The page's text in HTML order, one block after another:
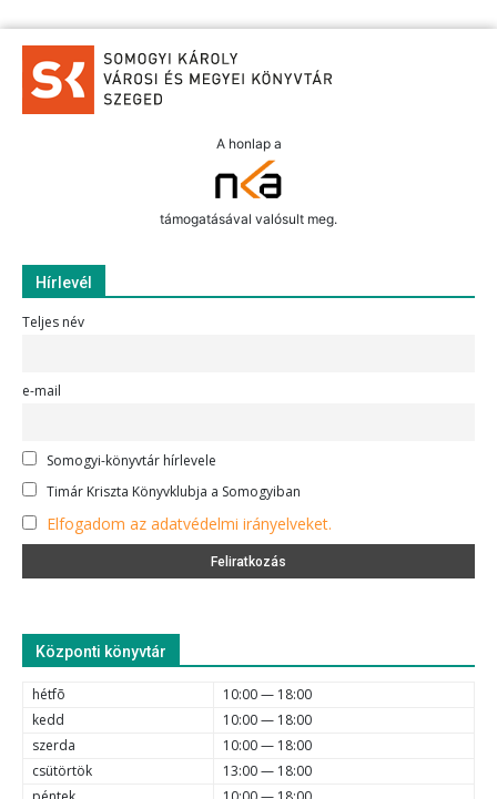
A honlap a
támogatásával valósult meg.
Hírlevél
Teljes név
e-mail
Somogyi-könyvtár hírlevele
Timár Kriszta Könyvklubja a Somogyiban
Elfogadom az adatvédelmi irányelveket.
Központi könyvtár
hétfõ
10:00 — 18:00
kedd
10:00 — 18:00
szerda
10:00 — 18:00
csütörtök
13:00 — 18:00